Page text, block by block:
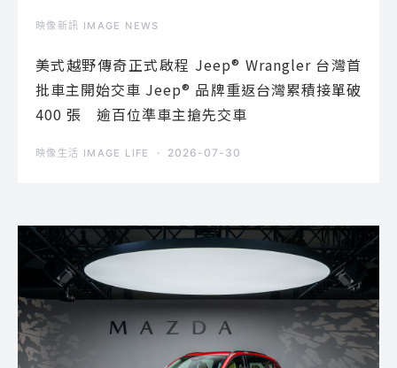
映像新訊 IMAGE NEWS
美式越野傳奇正式啟程 Jeep® Wrangler 台灣首
批車主開始交車 Jeep® 品牌重返台灣累積接單破
400 張 逾百位準車主搶先交車
映像生活 IMAGE LIFE 2026-07-30